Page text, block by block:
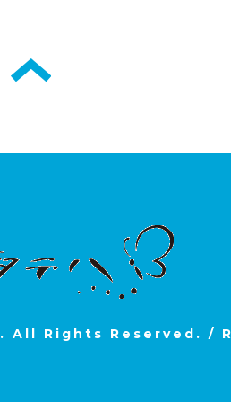
. All Rights Reserved. /